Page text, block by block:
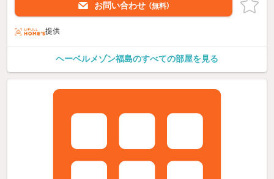
お問い合わせ （無料）
提供
ヘーベルメゾン福島のすべての部屋を見る